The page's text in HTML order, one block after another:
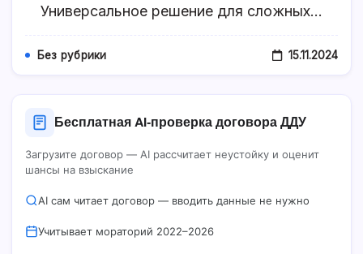
И
Универсальное решение для сложных…
Без рубрики 15.11.2024
Бесплатная AI‑проверка договора ДДУ
Загрузите договор — AI рассчитает неустойку и оценит
шансы на взыскание
AI сам читает договор — вводить данные не нужно
Учитывает мораторий 2022–2026